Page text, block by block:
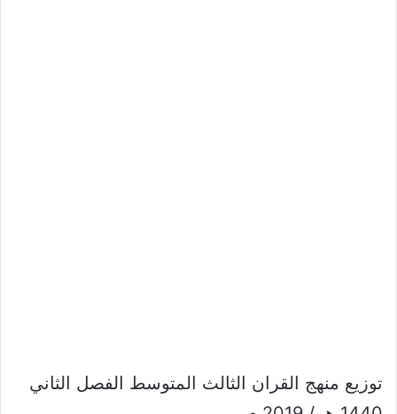
توزيع منهج القران الثالث المتوسط الفصل الثاني